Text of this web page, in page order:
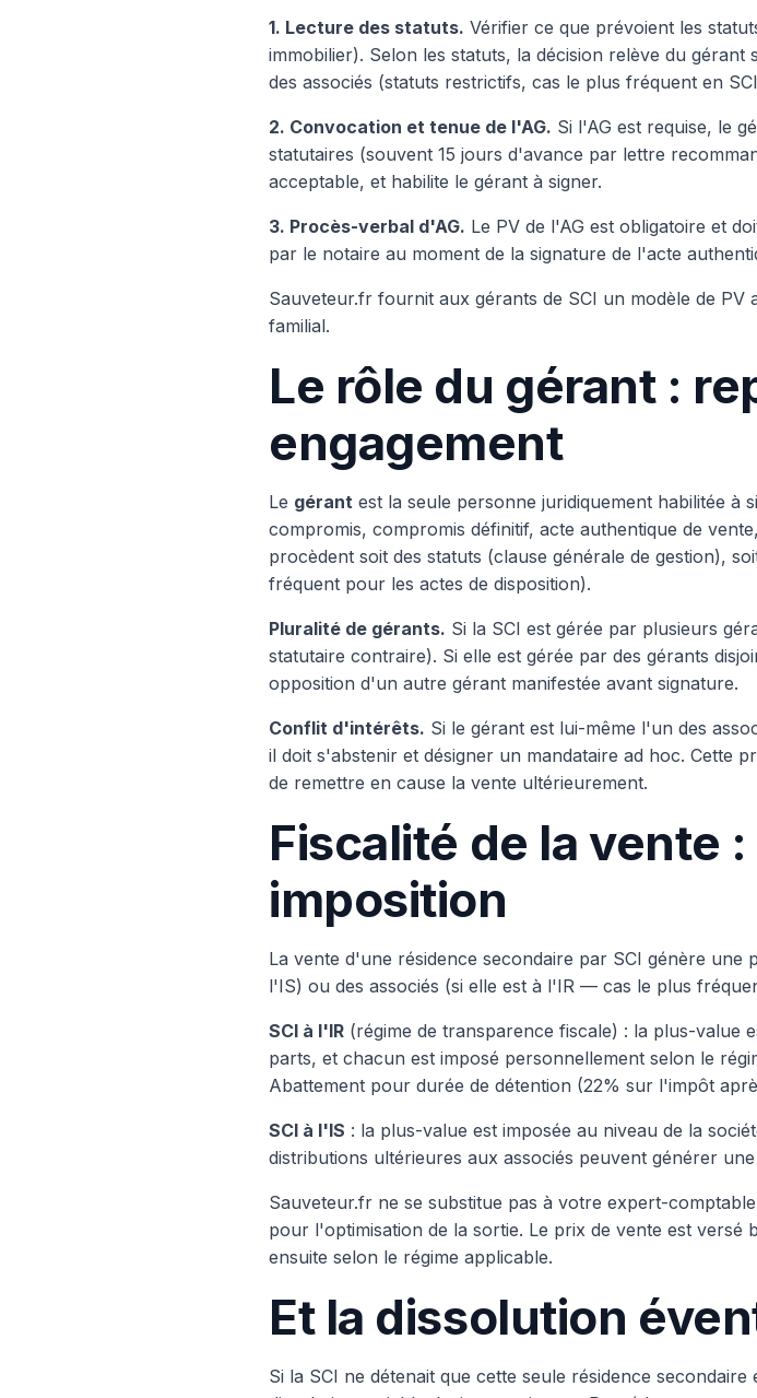
1. Lecture des statuts. Vérifier ce que prévoient les
immobilier). Selon les statuts, la décision relève du
des associés (statuts restrictifs, cas le plus fréquent en
2. Convocation et tenue de l'AG. Si l'AG est requise, le
statutaires (souvent 15 jours d'avance par lettre
acceptable, et habilite le gérant à signer.
3. Procès-verbal d'AG. Le PV de l'AG est obligatoire et
par le notaire au moment de la signature de l'acte
Sauveteur.fr fournit aux gérants de SCI un modèle de
familial.
Le rôle du gérant :
engagement
Le gérant est la seule personne juridiquement habilitée à
compromis, compromis définitif, acte authentique de
procèdent soit des statuts (clause générale de gestion),
fréquent pour les actes de disposition).
Pluralité de gérants. Si la SCI est gérée par plusieurs
statutaire contraire). Si elle est gérée par des gérants
opposition d'un autre gérant manifestée avant signature.
Conflit d'intérêts. Si le gérant est lui-même l'un des
il doit s'abstenir et désigner un mandataire ad hoc. Cette
de remettre en cause la vente ultérieurement.
Fiscalité de la vente
imposition
La vente d'une résidence secondaire par SCI génère une
l'IS) ou des associés (si elle est à l'IR — cas le plus
SCI à l'IR (régime de transparence fiscale) : la plus-value
parts, et chacun est imposé personnellement selon le
Abattement pour durée de détention (22% sur l'impôt
SCI à l'IS : la plus-value est imposée au niveau de la
distributions ultérieures aux associés peuvent générer
Sauveteur.fr ne se substitue pas à votre expert-
pour l'optimisation de la sortie. Le prix de vente est
ensuite selon le régime applicable.
Et la dissolution
Si la SCI ne détenait que cette seule résidence